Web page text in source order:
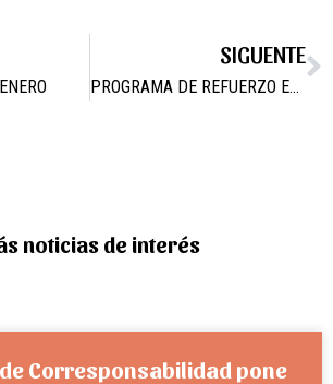
SIGUENTE
PROGRAMA DE REFUERZO ESCOLAR
noticias de interés
Corresponsabilidad pone